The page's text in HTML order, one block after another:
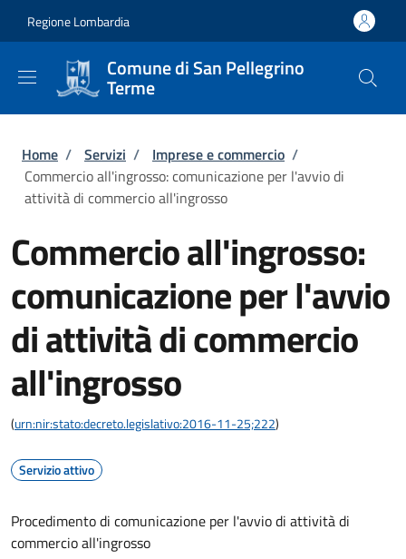
Regione Lombardia
Comune di San Pellegrino
Terme
Briciole di pane
Home / Servizi / Imprese e commercio /
Commercio all'ingrosso: comunicazione per l'avvio di
attività di commercio all'ingrosso
Commercio all'ingrosso:
comunicazione per l'avvio
di attività di commercio
all'ingrosso
(urn:nir:stato:decreto.legislativo:2016-11-25;222)
Servizio attivo
Procedimento di comunicazione per l'avvio di attività di
commercio all'ingrosso